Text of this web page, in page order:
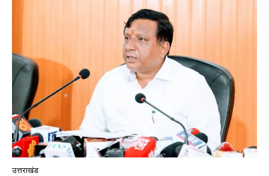
उत्तराखंड